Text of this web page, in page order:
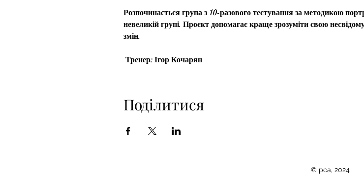
Розпочинається група з 10-разового тестування за методикою
невеликій групі. Проєкт допомагає краще зрозуміти свою
змін.
Тренер: Ігор Кочарян
Поділитися
© pca, 2024